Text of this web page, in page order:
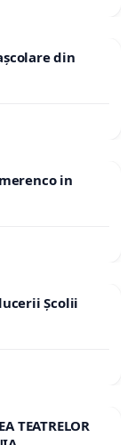
din
in
Școlii
TEATRELOR